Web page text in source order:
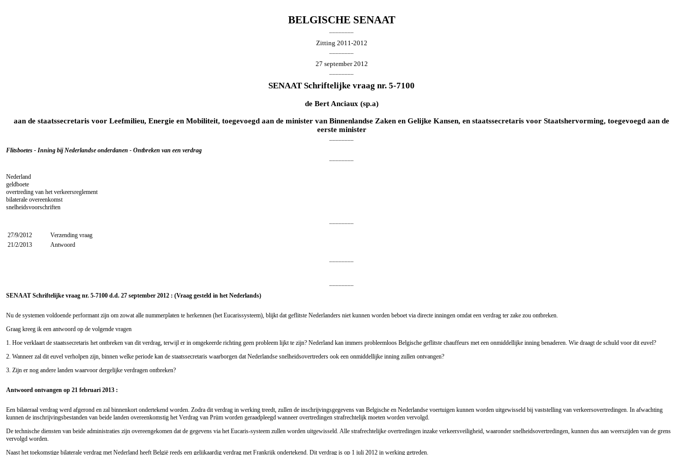
BELGISCHE SENAAT
Zitting 2011-2012
27 september 2012
SENAAT Schriftelijke vraag nr. 5-7100
de Bert Anciaux (sp.a)
aan de staatssecretaris voor Leefmilieu, Energie en Mobiliteit, toegevoegd aan de minister van Binnenlandse Zaken en Gelijke Kansen, en staatssecretaris voor Staatshervorming, toegevoegd aan de
eerste minister
Flitsboetes - Inning bij Nederlandse onderdanen - Ontbreken van een verdrag
Nederland
geldboete
overtreding van het verkeersreglement
bilaterale overeenkomst
snelheidsvoorschriften
27/9/2012
Verzending vraag
21/2/2013
Antwoord
SENAAT Schriftelijke vraag nr. 5-7100 d.d. 27 september 2012 : (Vraag gesteld in het Nederlands)
Nu de systemen voldoende performant zijn om zowat alle nummerplaten te herkennen (het Eucarissysteem), blijkt dat geflitste Nederlanders niet kunnen worden beboet via directe inningen omdat een verdrag ter zake zou ontbreken.
Graag kreeg ik een antwoord op de volgende vragen
1. Hoe verklaart de staatssecretaris het ontbreken van dit verdrag, terwijl er in omgekeerde richting geen probleem lijkt te zijn? Nederland kan immers probleemloos Belgische geflitste chauffeurs met een onmiddellijke inning benaderen. Wie draagt de schuld voor dit euvel?
2. Wanneer zal dit euvel verholpen zijn, binnen welke periode kan de staatssecretaris waarborgen dat Nederlandse snelheidsovertreders ook een onmiddellijke inning zullen ontvangen?
3. Zijn er nog andere landen waarvoor dergelijke verdragen ontbreken?
Antwoord ontvangen op 21 februari 2013 :
Een bilateraal verdrag werd afgerond en zal binnenkort ondertekend worden. Zodra dit verdrag in werking treedt, zullen de inschrijvingsgegevens van Belgische en Nederlandse voertuigen kunnen worden uitgewisseld bij vaststelling van verkeersovertredingen. In afwachting
kunnen de inschrijvingsbestanden van beide landen overeenkomstig het Verdrag van Prüm worden geraadpleegd wanneer overtredingen strafrechtelijk moeten worden vervolgd.
De technische diensten van beide administraties zijn overeengekomen dat de gegevens via het Eucaris-systeem zullen worden uitgewisseld. Alle strafrechtelijke overtredingen inzake verkeersveiligheid, waaronder snelheidsovertredingen, kunnen dus aan weerszijden van de grens
vervolgd worden.
Naast het toekomstige bilaterale verdrag met Nederland heeft België reeds een gelijkaardig verdrag met Frankrijk ondertekend. Dit verdrag is op 1 juli 2012 in werking getreden.